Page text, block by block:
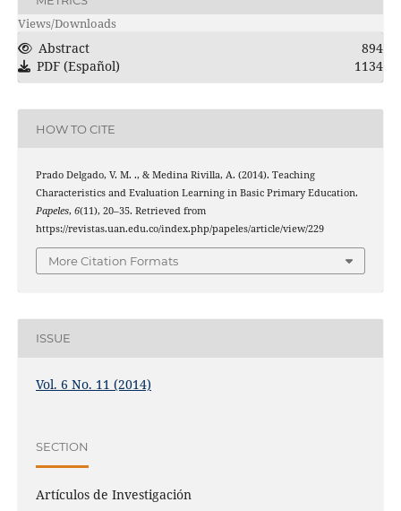
Views/Downloads
Abstract
894
PDF (Español)
1134
HOW TO CITE
Prado Delgado, V. M. ., & Medina Rivilla, A. (2014). Teaching
Characteristics and Evaluation Learning in Basic Primary Education.
Papeles, 6(11), 20–35. Retrieved from
https://revistas.uan.edu.co/index.php/papeles/article/view/229
More Citation Formats
ISSUE
Vol. 6 No. 11 (2014)
SECTION
Artículos de Investigación